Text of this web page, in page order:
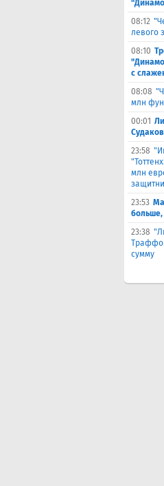
08:12
левого
08:10
с
08:08
млн
00:01
23:58
млн
23:53
больше,
23:38
сумму